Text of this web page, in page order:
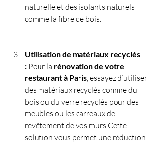
naturelle et des isolants naturels
comme la fibre de bois.
Utilisation de matériaux recyclés
: Pour la rénovation de votre
restaurant à Paris , essayez d’utiliser
des matériaux recyclés comme du
bois ou du verre recyclés pour des
meubles ou les carreaux de
revêtement de vos murs Cette
solution vous permet une réduction